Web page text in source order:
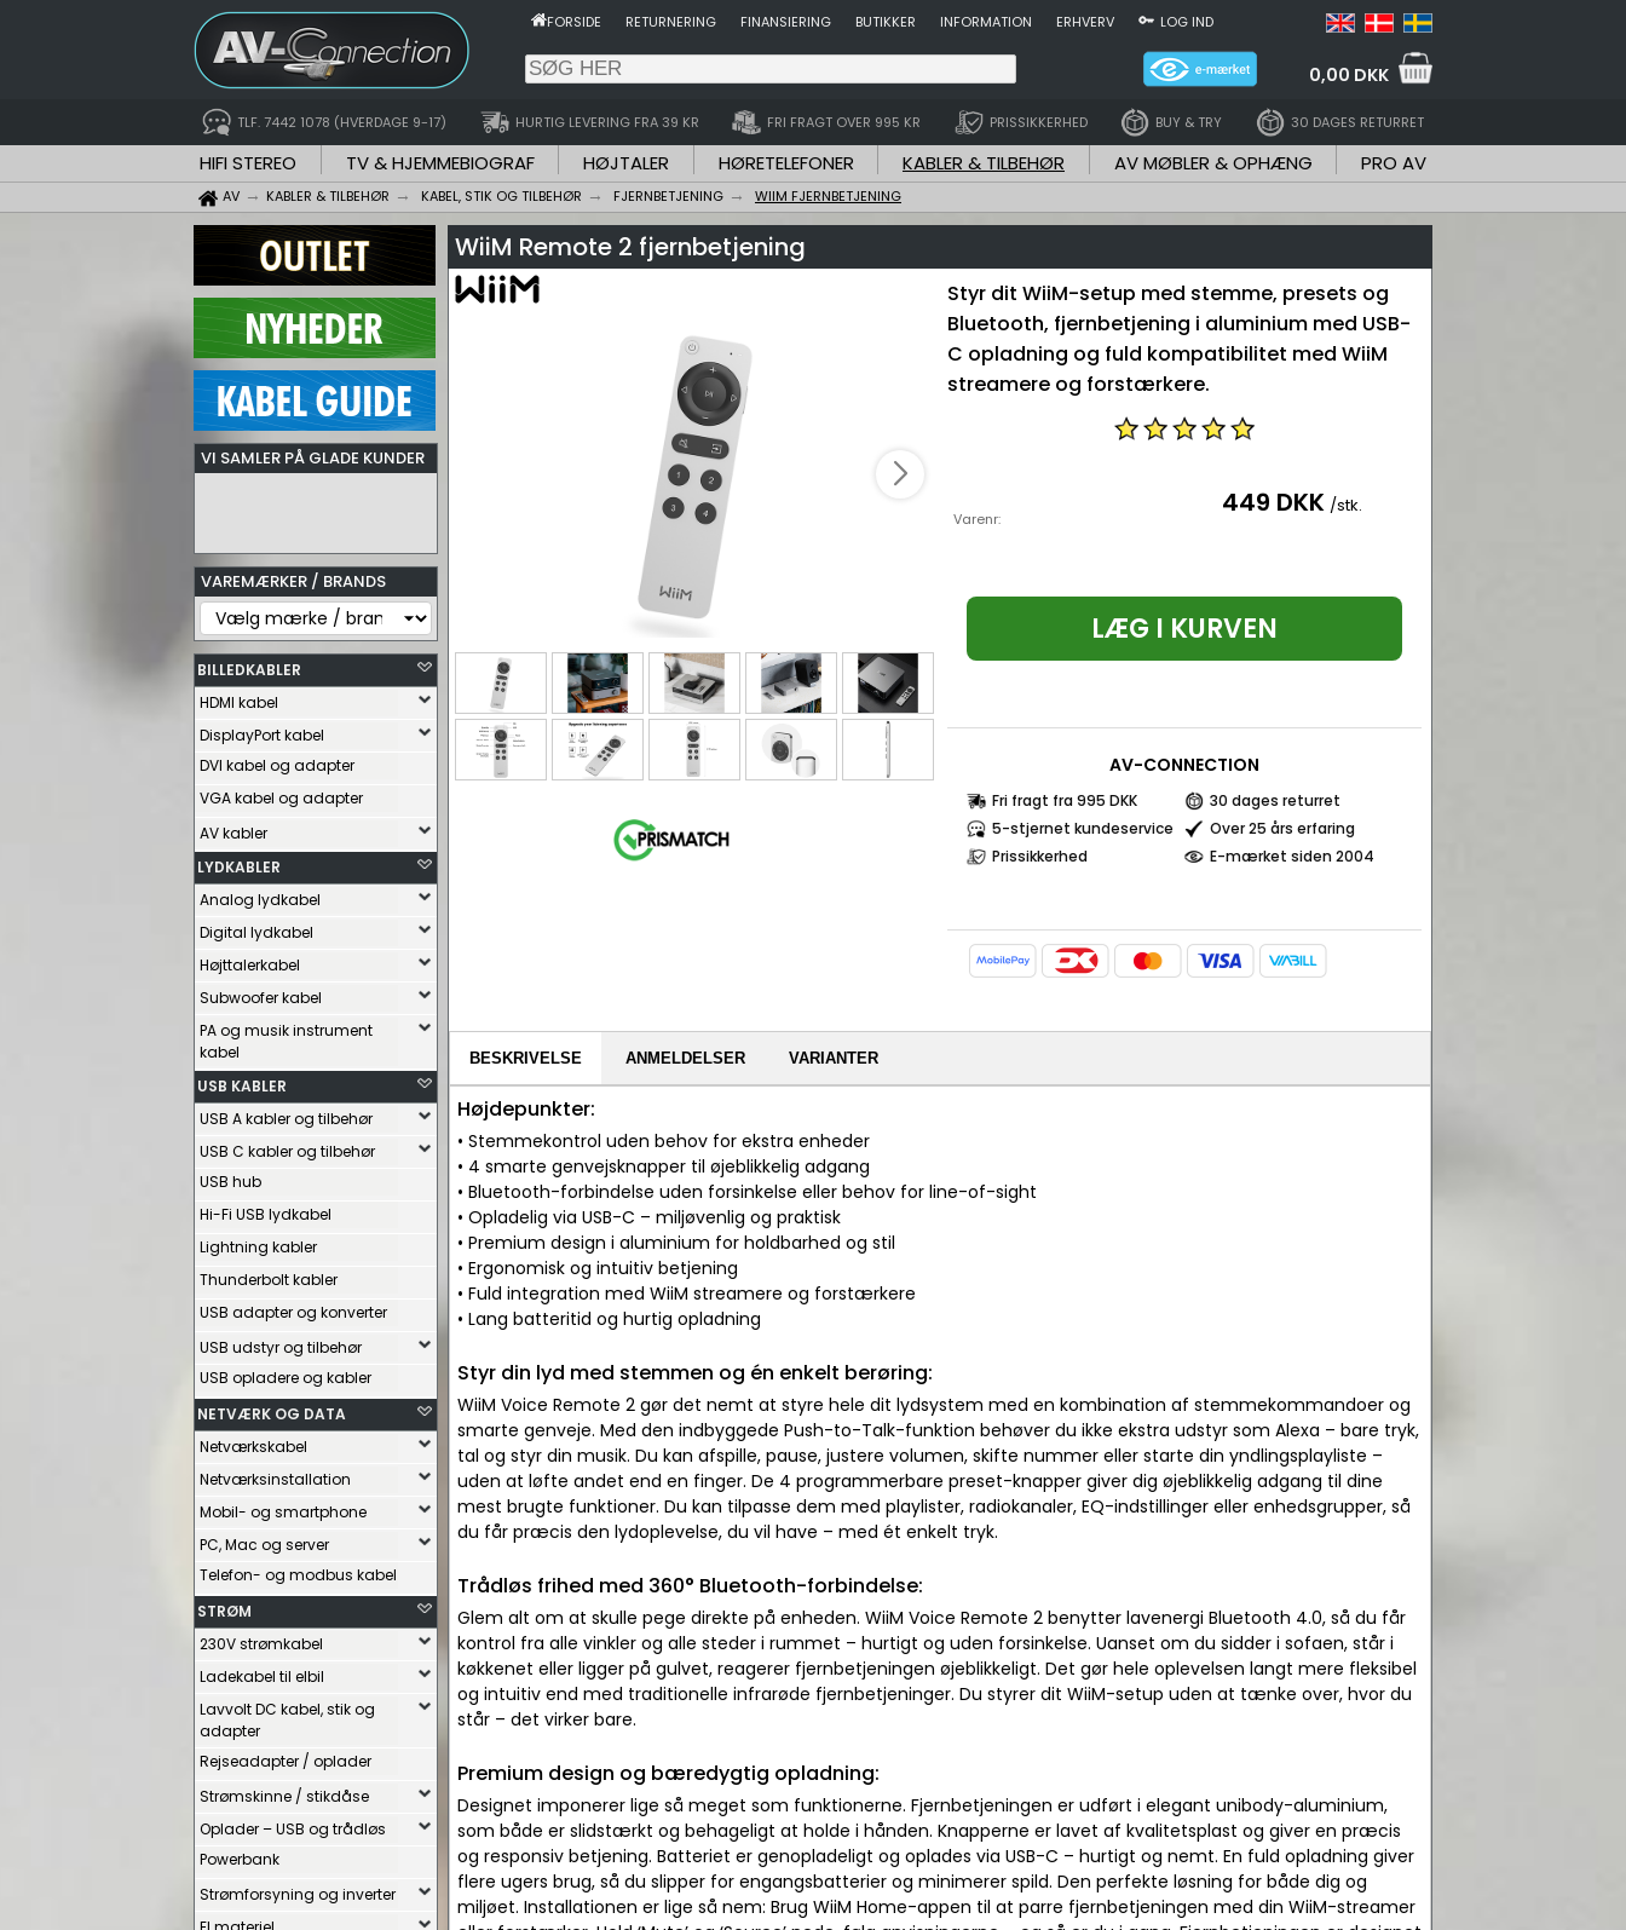
FORSIDE RETURNERING FINANSIERING BUTIKKER INFORMATION ERHVERV LOG IND
0,00 DKK
TLF. 7442 1078 (HVERDAGE 9-17) HURTIG LEVERING FRA 39 KR FRI FRAGT OVER 995 KR PRISSIKKERHED BUY & TRY 30 DAGES RETURRET
HIFI STEREO TV & HJEMMEBIOGRAF HØJTALER HØRETELEFONER KABLER & TILBEHØR AV MØBLER & OPHÆNG PRO AV
AV KABLER & TILBEHØR KABEL, STIK OG TILBEHØR FJERNBETJENING WIIM FJERNBETJENING
VI SAMLER PÅ GLADE KUNDER
VAREMÆRKER / BRANDS
BILLEDKABLER
HDMI kabel
DisplayPort kabel
DVI kabel og adapter
VGA kabel og adapter
AV kabler
LYDKABLER
Analog lydkabel
Digital lydkabel
Højttalerkabel
Subwoofer kabel
PA og musik instrument
kabel
USB KABLER
USB A kabler og tilbehør
USB C kabler og tilbehør
USB hub
Hi-Fi USB lydkabel
Lightning kabler
Thunderbolt kabler
USB adapter og konverter
USB udstyr og tilbehør
USB opladere og kabler
NETVÆRK OG DATA
Netværkskabel
Netværksinstallation
Mobil- og smartphone
PC, Mac og server
Telefon- og modbus kabel
STRØM
230V strømkabel
Ladekabel til elbil
Lavvolt DC kabel, stik og
adapter
Rejseadapter / oplader
Strømskinne / stikdåse
Oplader – USB og trådløs
Powerbank
Strømforsyning og inverter
WiiM Remote 2 fjernbetjening
Styr dit WiiM-setup med stemme, presets og
Bluetooth, fjernbetjening i aluminium med USB-
C opladning og fuld kompatibilitet med WiiM
streamere og forstærkere.
Varenr: 449 DKK /stk.
LÆG I KURVEN
AV-CONNECTION
Fri fragt fra 995 DKK
30 dages returret
5-stjernet kundeservice
Over 25 års erfaring
Prissikkerhed
E-mærket siden 2004
BESKRIVELSE ANMELDELSER VARIANTER
Højdepunkter:
• Stemmekontrol uden behov for ekstra enheder
• 4 smarte genvejsknapper til øjeblikkelig adgang
• Bluetooth-forbindelse uden forsinkelse eller behov for line-of-sight
• Opladelig via USB-C – miljøvenlig og praktisk
• Premium design i aluminium for holdbarhed og stil
• Ergonomisk og intuitiv betjening
• Fuld integration med WiiM streamere og forstærkere
• Lang batteritid og hurtig opladning
Styr din lyd med stemmen og én enkelt berøring:
WiiM Voice Remote 2 gør det nemt at styre hele dit lydsystem med en kombination af stemmekommandoer og
smarte genveje. Med den indbyggede Push-to-Talk-funktion behøver du ikke ekstra udstyr som Alexa – bare tryk,
tal og styr din musik. Du kan afspille, pause, justere volumen, skifte nummer eller starte din yndlingsplayliste –
uden at løfte andet end en finger. De 4 programmerbare preset-knapper giver dig øjeblikkelig adgang til dine
mest brugte funktioner. Du kan tilpasse dem med playlister, radiokanaler, EQ-indstillinger eller enhedsgrupper, så
du får præcis den lydoplevelse, du vil have – med ét enkelt tryk.
Trådløs frihed med 360° Bluetooth-forbindelse:
Glem alt om at skulle pege direkte på enheden. WiiM Voice Remote 2 benytter lavenergi Bluetooth 4.0, så du får
kontrol fra alle vinkler og alle steder i rummet – hurtigt og uden forsinkelse. Uanset om du sidder i sofaen, står i
køkkenet eller ligger på gulvet, reagerer fjernbetjeningen øjeblikkeligt. Det gør hele oplevelsen langt mere fleksibel
og intuitiv end med traditionelle infrarøde fjernbetjeninger. Du styrer dit WiiM-setup uden at tænke over, hvor du
står – det virker bare.
Premium design og bæredygtig opladning:
Designet imponerer lige så meget som funktionerne. Fjernbetjeningen er udført i elegant unibody-aluminium,
som både er slidstærkt og behageligt at holde i hånden. Knapperne er lavet af kvalitetsplast og giver en præcis
og responsiv betjening. Batteriet er genopladeligt og oplades via USB-C – hurtigt og nemt. En fuld opladning giver
flere ugers brug, så du slipper for engangsbatterier og minimerer spild. Den perfekte løsning for både dig og
miljøet. Installationen er lige så nem: Brug WiiM Home-appen til at parre fjernbetjeningen med din WiiM-streamer